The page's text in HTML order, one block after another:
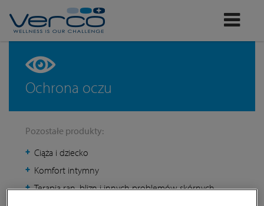
Ochrona oczu
Pozostałe produkty:
Ciąża i dziecko
Komfort intymny
Terapia ran, blizn i innych problemów skórnych